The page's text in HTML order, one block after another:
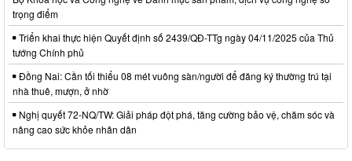
Nghị quyết về chương trình giám sát của Hội đồng nhân dân
xã Hưng Thịnh năm 2026
Thời gian đăng: 09/06/2026
lượt xem: 93 | lượt tải:39
1277/QĐ-UBND
Quyết định về việc phê chuẩn kết quả bầu Chủ tịch, các Phó
Chủ tịch Ủy ban nhân dân xã Hưng Thịnh khóa VII, nhiệm kỳ
2026 - 2031
trọng điểm
Triển khai thực hiện Quyết định số 2439/QĐ-TTg ngày 04/11/2025 của Thủ
tướng Chính phủ
Đồng Nai: Cần tối thiểu 08 mét vuông sàn/người để đăng ký thường trú tại
nhà thuê, mượn, ở nhờ
Nghị quyết 72-NQ/TW: Giải pháp đột phá, tăng cường bảo vệ, chăm sóc và
nâng cao sức khỏe nhân dân